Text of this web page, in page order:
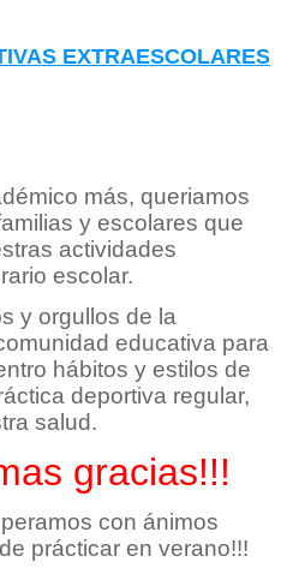
EXTRAESCOLARES
más, queriamos
y escolares que
actividades
escolar.
y orgullos de la
educativa para
hábitos y estilos de
deportiva regular,
salud.
gracias!!!
con ánimos
prácticar en verano!!!